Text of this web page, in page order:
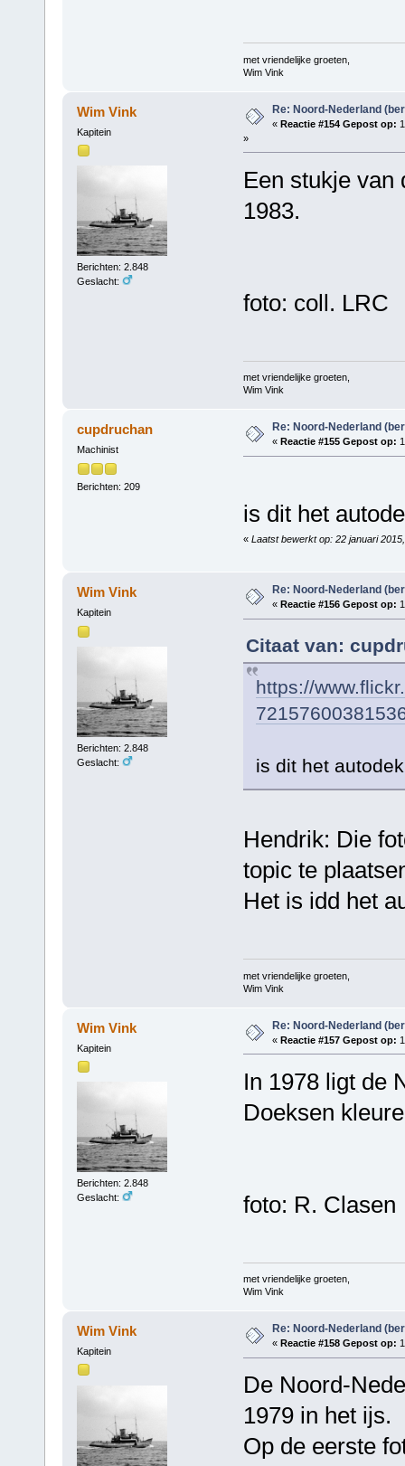
met vriendelijke groeten,
Wim Vink
Wim Vink
Kapitein
Berichten: 2.848
Geslacht:
Re: Noord-Nederland
« Reactie #154 Gepost op:
»
Een stukje van
1983.
foto: coll. LRC
met vriendelijke groeten,
Wim Vink
cupdruchan
Machinist
Berichten: 209
Re: Noord-Nederland
« Reactie #155 Gepost op:
is dit het
« Laatst bewerkt op: 22 januari
Wim Vink
Kapitein
Berichten: 2.848
Geslacht:
Re: Noord-Nederland
« Reactie #156 Gepost op:
Citaat van:
https://
is dit het
Hendrik: Die
topic te
Het is idd het
met vriendelijke groeten,
Wim Vink
Wim Vink
Kapitein
Berichten: 2.848
Geslacht:
Re: Noord-Nederland
« Reactie #157 Gepost op:
In 1978 ligt de
Doeksen
foto: R. Clasen
met vriendelijke groeten,
Wim Vink
Wim Vink
Kapitein
Re: Noord-Nederland
« Reactie #158 Gepost op:
De Noord-
1979 in het ijs.
Op de eerste